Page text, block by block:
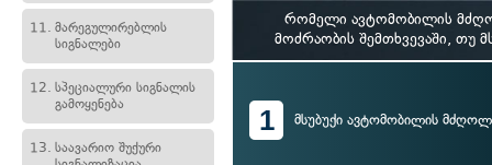
11. მარეგულირებლის
სიგნალები
12. სპეციალური სიგნალის
გამოყენება
13. საავარიო შუქური
რომელი ავტომობილის
მოძრაობის შემთხვევაში, თუ
1 მსუბუქი ავტომობილის